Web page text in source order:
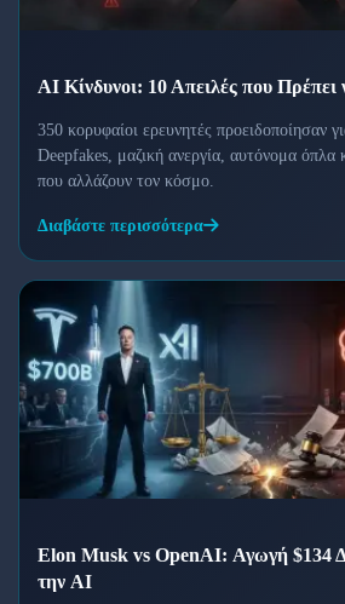
AI Κίνδυνοι: 10 Απειλές που Πρέπει
350 κορυφαίοι ερευνητές προειδοποίησαν
Deepfakes, μαζική ανεργία, αυτόνομα όπλα
που αλλάζουν τον κόσμο.
Διαβάστε περισσότερα
Elon Musk vs OpenAI: Αγωγή $134
την AI